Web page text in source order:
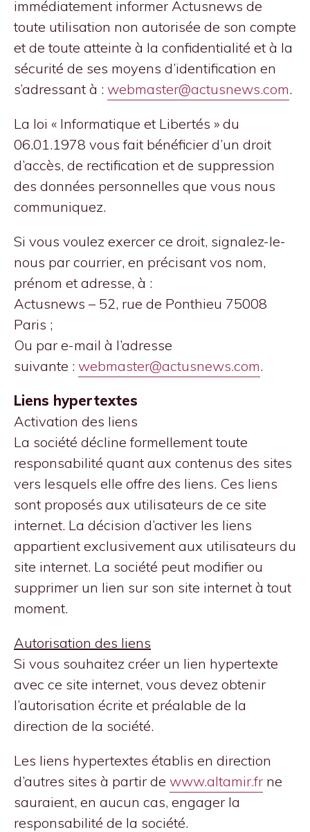
immédiatement informer Actusnews de
toute utilisation non autorisée de son compte
et de toute atteinte à la confidentialité et à la
sécurité de ses moyens d’identification en
s’adressant à : webmaster@actusnews.com.
La loi « Informatique et Libertés » du
06.01.1978 vous fait bénéficier d’un droit
d’accès, de rectification et de suppression
des données personnelles que vous nous
communiquez.
Si vous voulez exercer ce droit, signalez-le-
nous par courrier, en précisant vos nom,
prénom et adresse, à :
Actusnews – 52, rue de Ponthieu 75008
Paris ;
Ou par e-mail à l’adresse
suivante : webmaster@actusnews.com.
Liens hypertextes
Activation des liens
La société décline formellement toute
responsabilité quant aux contenus des sites
vers lesquels elle offre des liens. Ces liens
sont proposés aux utilisateurs de ce site
internet. La décision d’activer les liens
appartient exclusivement aux utilisateurs du
site internet. La société peut modifier ou
supprimer un lien sur son site internet à tout
moment.
Autorisation des liens
Si vous souhaitez créer un lien hypertexte
avec ce site internet, vous devez obtenir
l’autorisation écrite et préalable de la
direction de la société.
Les liens hypertextes établis en direction
d’autres sites à partir de www.altamir.fr ne
sauraient, en aucun cas, engager la
responsabilité de la société.